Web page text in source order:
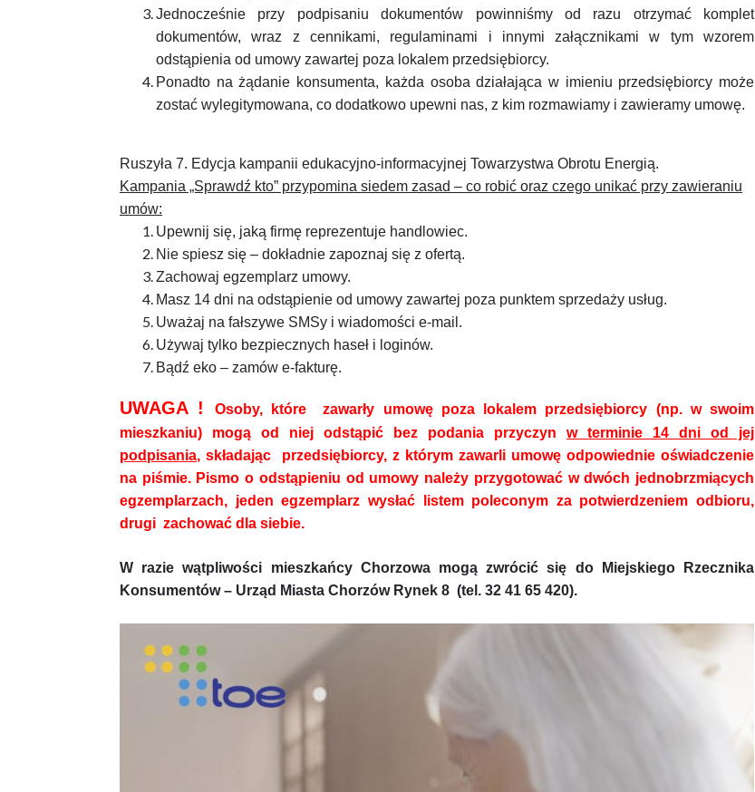
Jednocześnie przy podpisaniu dokumentów powinniśmy od razu otrzymać komplet
dokumentów, wraz z cennikami, regulaminami i innymi załącznikami w tym wzorem
odstąpienia od umowy zawartej poza lokalem przedsiębiorcy.
Ponadto na żądanie konsumenta, każda osoba działająca w imieniu przedsiębiorcy może
zostać wylegitymowana, co dodatkowo upewni nas, z kim rozmawiamy i zawieramy umowę.
Ruszyła 7. Edycja kampanii edukacyjno-informacyjnej Towarzystwa Obrotu Energią.
Kampania „Sprawdź kto” przypomina siedem zasad – co robić oraz czego unikać przy zawieraniu
umów:
Upewnij się, jaką firmę reprezentuje handlowiec.
Nie spiesz się – dokładnie zapoznaj się z ofertą.
Zachowaj egzemplarz umowy.
Masz 14 dni na odstąpienie od umowy zawartej poza punktem sprzedaży usług.
Uważaj na fałszywe SMSy i wiadomości e-mail.
Używaj tylko bezpiecznych haseł i loginów.
Bądź eko – zamów e-fakturę.
UWAGA !
Osoby, które zawarły umowę poza lokalem przedsiębiorcy (np. w swoim
mieszkaniu) mogą od niej odstąpić bez podania przyczyn w terminie 14 dni od jej
podpisania, składając przedsiębiorcy, z którym zawarli umowę odpowiednie oświadczenie
na piśmie. Pismo o odstąpieniu od umowy należy przygotować w dwóch jednobrzmiących
egzemplarzach, jeden egzemplarz wysłać listem poleconym za potwierdzeniem odbioru,
drugi zachować dla siebie.
W razie wątpliwości mieszkańcy Chorzowa mogą zwrócić się do Miejskiego Rzecznika
Konsumentów – Urząd Miasta Chorzów Rynek 8 (tel. 32 41 65 420).